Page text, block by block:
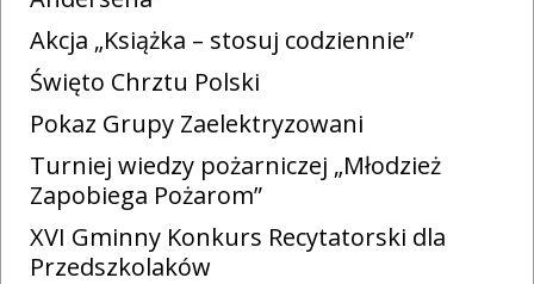
Akcja „Książka – stosuj codziennie”
Święto Chrztu Polski
Pokaz Grupy Zaelektryzowani
Turniej wiedzy pożarniczej „Młodzież
Zapobiega Pożarom”
XVI Gminny Konkurs Recytatorski dla
Przedszkolaków